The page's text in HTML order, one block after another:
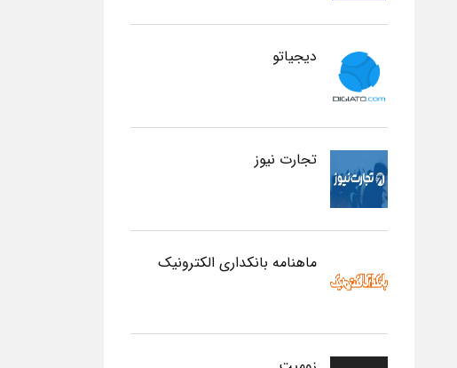
دیجیاتو
تجارت نیوز
ماهنامه بانکداری الکترونیک